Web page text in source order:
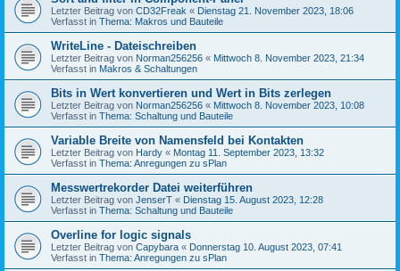
Letzter Beitrag von CD32Freak « Dienstag 21. November 2023, 18:06
Verfasst in Thema: Makros und Bauteile
WriteLine - Dateischreiben
Letzter Beitrag von Norman256256 « Mittwoch 8. November 2023, 21:34
Verfasst in Makros & Schaltungen
Bits in Wert konvertieren und Wert in Bits zerlegen
Letzter Beitrag von Norman256256 « Mittwoch 8. November 2023, 10:08
Verfasst in Thema: Schaltung und Bauteile
Variable Breite von Namensfeld bei Kontakten
Letzter Beitrag von Hardy « Montag 11. September 2023, 13:32
Verfasst in Thema: Anregungen zu sPlan
Messwertrekorder Datei weiterführen
Letzter Beitrag von JenserT « Dienstag 15. August 2023, 12:28
Verfasst in Thema: Schaltung und Bauteile
Overline for logic signals
Letzter Beitrag von Capybara « Donnerstag 10. August 2023, 07:41
Verfasst in Thema: Anregungen zu sPlan